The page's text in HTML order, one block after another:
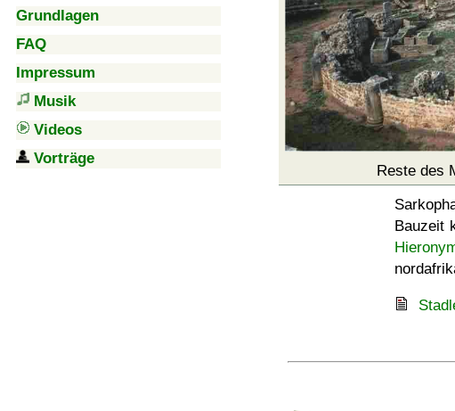
Grundlagen
FAQ
Impressum
Musik
Videos
Vorträge
Reste des
Bauzeit